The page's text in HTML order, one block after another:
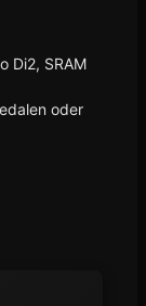
Di2, SRAM
oder